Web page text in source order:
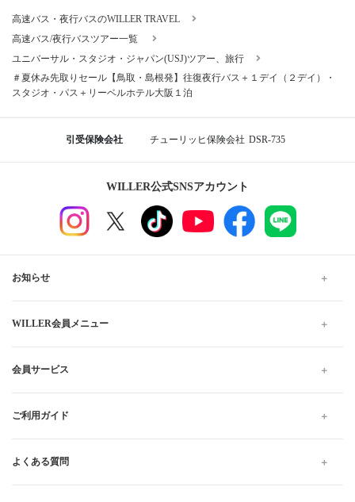
高速バス・夜行バスのWILLER TRAVEL
高速バス/夜行バスツアー一覧
ユニバーサル・スタジオ・ジャパン(USJ)ツアー、旅行
＃夏休み先取りセール【鳥取・島根発】往復夜行バス＋１デイ（２デイ）・
スタジオ・パス＋リーベルホテル大阪１泊
引受保険会社 チューリッヒ保険会社 DSR-735
WILLER公式SNSアカウント
お知らせ
WILLER会員メニュー
会員サービス
ご利用ガイド
よくある質問